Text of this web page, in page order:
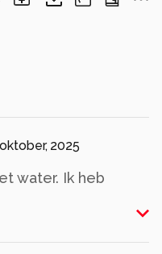
2025
water. Ik heb
te maken.